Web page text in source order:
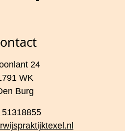
24
WK
Burg
51318855